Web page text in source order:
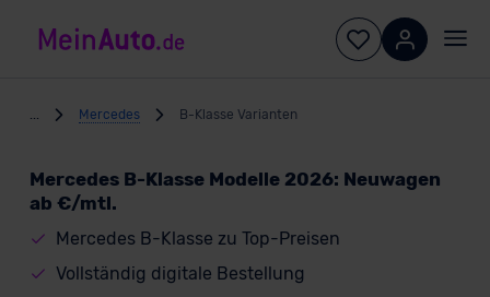
Mercedes B-Klasse Varianten
Mercedes B-Klasse Modelle 2026: Neuwagen
ab €/mtl.
Mercedes B-Klasse zu Top-Preisen
Vollständig digitale Bestellung